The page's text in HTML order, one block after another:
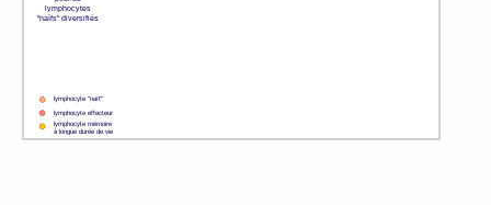
lymphocyte effecteur
lymphocyte mémoire
à longue durée de vie
lymphocytes
"naïfs" diversifiés
lymphocyte "naïf"